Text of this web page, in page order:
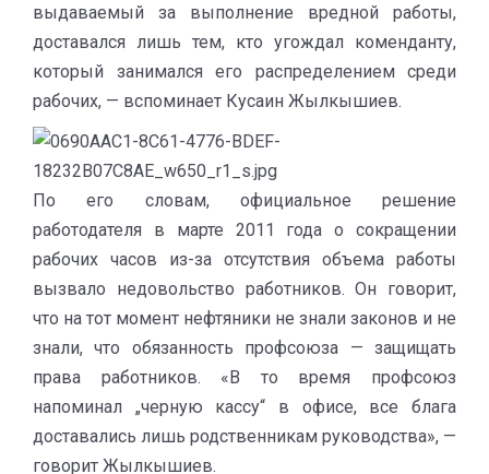
выдаваемый за выполнение вредной работы,
доставался лишь тем, кто угождал коменданту,
который занимался его распределением среди
рабочих, — вспоминает Кусаин Жылкышиев.
По его словам, официальное решение
работодателя в марте 2011 года о сокращении
рабочих часов из-за отсутствия объема работы
вызвало недовольство работников. Он говорит,
что на тот момент нефтяники не знали законов и не
знали, что обязанность профсоюза — защищать
права работников. «В то время профсоюз
напоминал „черную кассу“ в офисе, все блага
доставались лишь родственникам руководства», —
говорит Жылкышиев.